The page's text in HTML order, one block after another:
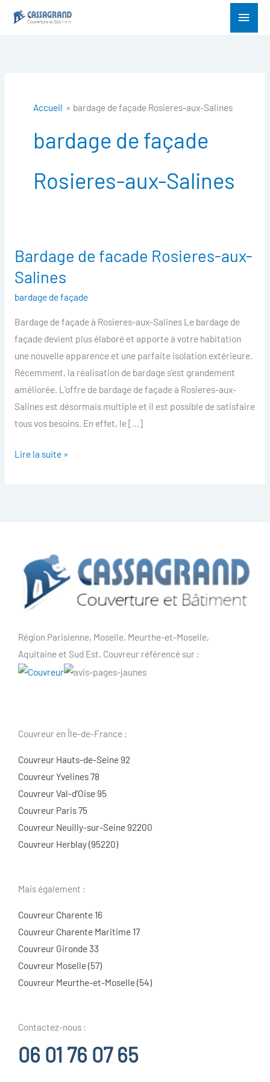
Menu
Accueil bardage de façade Rosieres-aux-Salines
bardage de façade
Rosieres-aux-Salines
Bardage de facade Rosieres-aux-
Salines
bardage de façade
Bardage de façade à Rosieres-aux-Salines Le bardage de
façade devient plus élaboré et apporte à votre habitation
une nouvelle apparence et une parfaite isolation extérieure.
Récemment, la réalisation de bardage s’est grandement
améliorée. L’offre de bardage de façade à Rosieres-aux-
Salines est désormais multiple et il est possible de satisfaire
tous vos besoins. En effet, le […]
Bardage
de
facade
Rosieres-
aux-
Salines
Lire la suite »
Région Parisienne, Moselle, Meurthe-et-Moselle,
Aquitaine et Sud Est. Couvreur référencé sur :
Couvreur en Île-de-France :
Couvreur Hauts-de-Seine 92
Couvreur Yvelines 78
Couvreur Val-d’Oise 95
Couvreur Paris 75
Couvreur Neuilly-sur-Seine 92200
Couvreur Herblay (95220)
Mais également :
Couvreur Charente 16
Couvreur Charente Maritime 17
Couvreur Gironde 33
Couvreur Moselle (57)
Couvreur Meurthe-et-Moselle (54)
Contactez-nous :
06 01 76 07 65